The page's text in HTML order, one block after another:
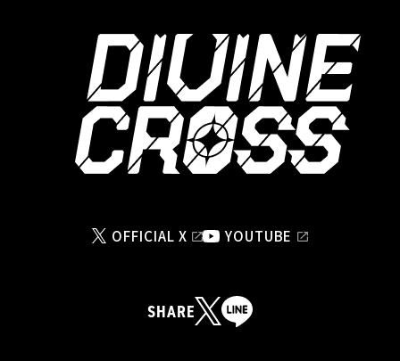
OFFICIAL X YOUTUBE
SHARE